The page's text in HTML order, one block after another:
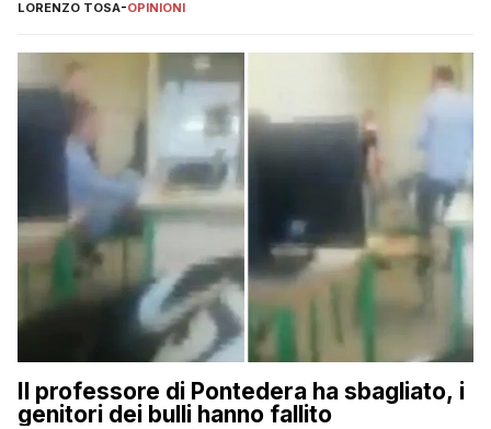
LORENZO TOSA-OPINIONI
Il professore di Pontedera ha sbagliato, i
genitori dei bulli hanno fallito